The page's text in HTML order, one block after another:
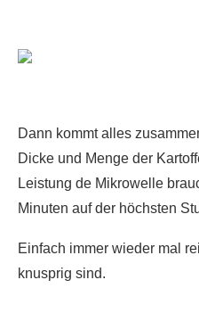
Dann kommt alles
Dicke und Menge der
Leistung de Mikrowelle
Minuten auf der höchsten
Einfach immer wieder mal
knusprig sind.